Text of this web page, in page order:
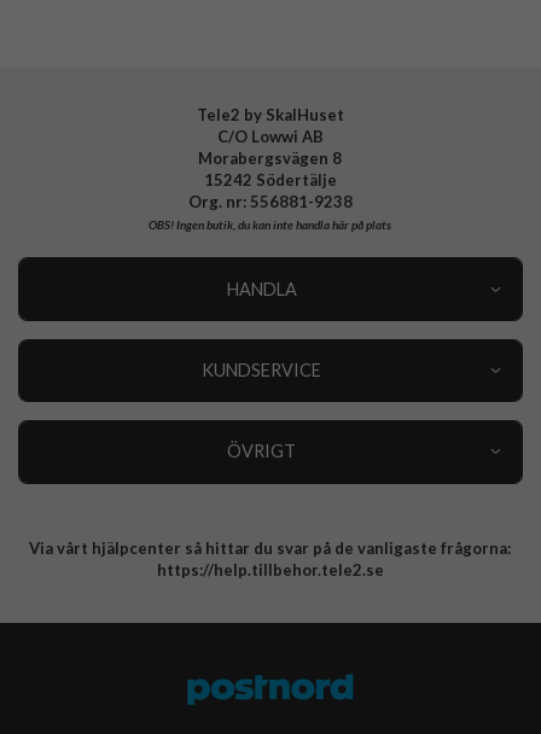
Tele2 by SkalHuset
C/O Lowwi AB
Morabergsvägen 8
15242 Södertälje
Org. nr: 556881-9238
OBS!Ingen butik, du kan inte handla här på plats
HANDLA
KUNDSERVICE
ÖVRIGT
Integritetspolicy
Via vårt hjälpcenter så hittar du svar på de vanligaste frågorna:
https://help.tillbehor.tele2.se